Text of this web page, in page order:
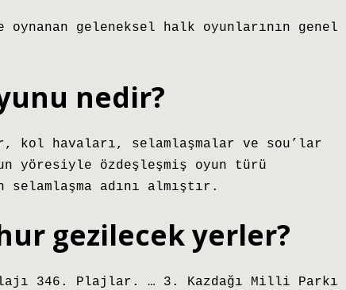
oynanan geleneksel halk oyunlarının genel
nedir?
kol havaları, selamlaşmalar ve sou’lar
yöresiyle özdeşleşmiş oyun türü
adını almıştır.
gezilecek yerler?
346. Plajlar. … 3. Kazdağı Milli Parkı